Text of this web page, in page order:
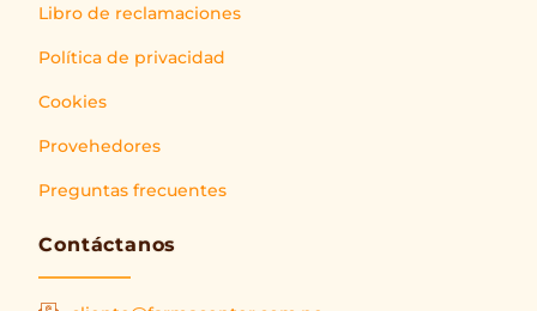
Libro de reclamaciones
Política de privacidad
Cookies
Provehedores
Preguntas frecuentes
Contáctanos